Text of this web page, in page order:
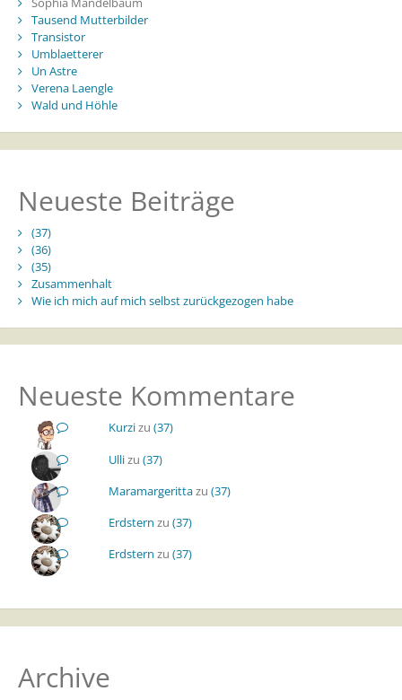
Tausend Mutterbilder
Transistor
Umblaetterer
Un Astre
Verena Laengle
Wald und Höhle
Neueste Beiträge
(37)
(36)
(35)
Zusammenhalt
Wie ich mich auf mich selbst zurückgezogen habe
Neueste Kommentare
Kurzizu(37)
Ullizu(37)
Maramargerittazu(37)
Erdstern zu(37)
Erdstern zu(37)
Archive